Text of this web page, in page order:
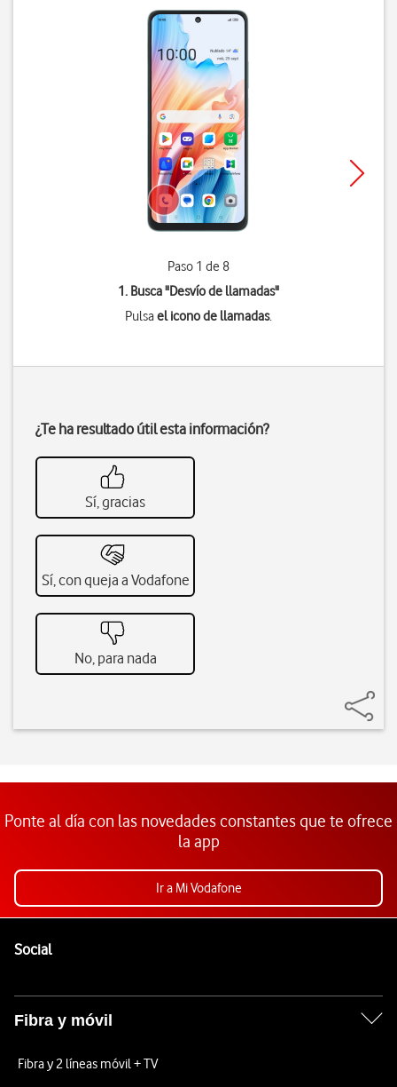
Paso 1 de 8
1. Busca "Desvío de llamadas"
Pulsael icono de llamadas.
¿Te ha resultado útil esta información?
Sí, gracias
Sí, con queja a Vodafone
No, para nada
Ponte al día con las novedades constantes que te ofrece
la app
Ir a Mi Vodafone
SocialEnlaces a las redes sociales de Vodafone
Fibra y móvil
Fibra y 2 líneas móvil + TV